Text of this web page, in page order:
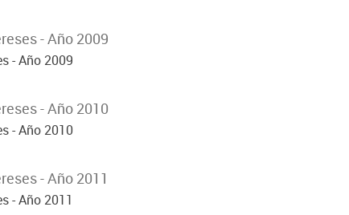
- Año 2009
- Año 2009
- Año 2010
- Año 2010
- Año 2011
- Año 2011